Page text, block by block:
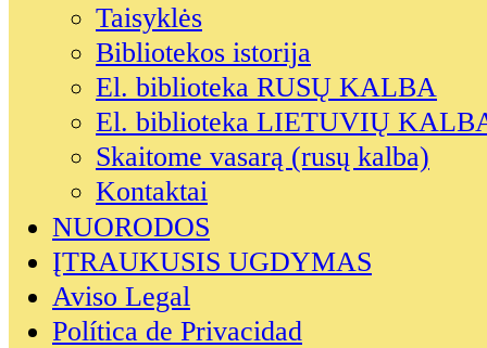
Taisyklės
Bibliotekos istorija
El. biblioteka RUSŲ KALBA
El. biblioteka LIETUVIŲ
Skaitome vasarą (rusų kalba)
Kontaktai
NUORODOS
ĮTRAUKUSIS UGDYMAS
Aviso Legal
Política de Privacidad